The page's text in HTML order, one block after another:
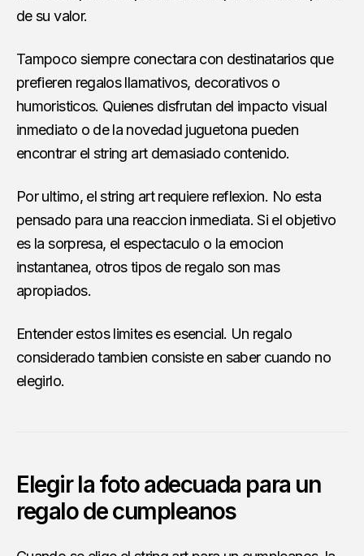
de su valor.
Tampoco siempre conectara con destinatarios que
prefieren regalos llamativos, decorativos o
humoristicos. Quienes disfrutan del impacto visual
inmediato o de la novedad juguetona pueden
encontrar el string art demasiado contenido.
Por ultimo, el string art requiere reflexion. No esta
pensado para una reaccion inmediata. Si el objetivo
es la sorpresa, el espectaculo o la emocion
instantanea, otros tipos de regalo son mas
apropiados.
Entender estos limites es esencial. Un regalo
considerado tambien consiste en saber cuando no
elegirlo.
Elegir la foto adecuada para un
regalo de cumpleanos